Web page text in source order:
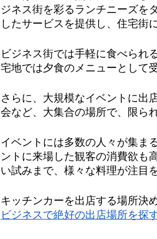
ジネス街を彩るランチニーズを
したサービスを提供し、住宅街
ビジネス街では手軽に食べられ
宅地では夕食のメニューとして
さらに、大規模なイベントに出
会など、大集合の場所で、限ら
イベントには多数の人々が集ま
ントに来場した観客の消費欲も
い試みまで、様々な料理が注目
キッチンカーを出店する場所決
ビジネスで絶好の出店場所を探